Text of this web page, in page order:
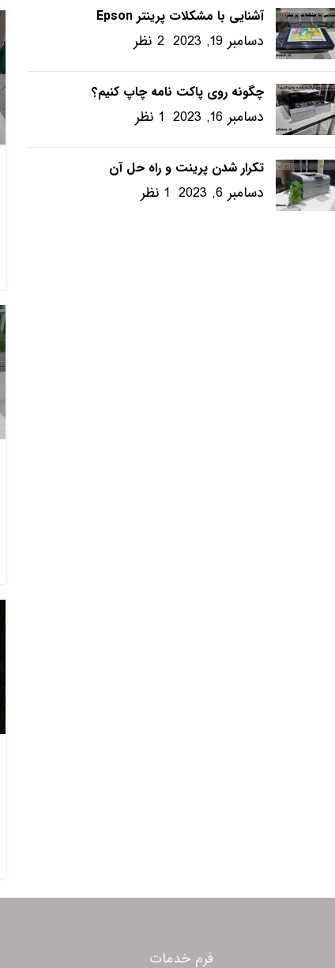
آشنایی با مشکلات پرینتر Epson
دسامبر 19, 2023 2 نظر
چگونه روی پاکت نامه چاپ کنیم؟
دسامبر 16, 2023 1 نظر
تکرار شدن پرینت و راه حل آن
دسامبر 6, 2023 1 نظر
فرم خدمات